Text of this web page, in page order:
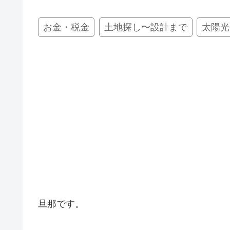
お金・税金 土地探し〜設計まで 太陽
旦那です。